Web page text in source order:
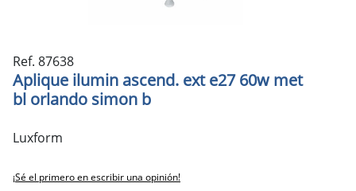
Ref. 87638
Aplique ilumin ascend. ext e27 60w met
bl orlando simon b
Luxform
¡Sé el primero en escribir una opinión!